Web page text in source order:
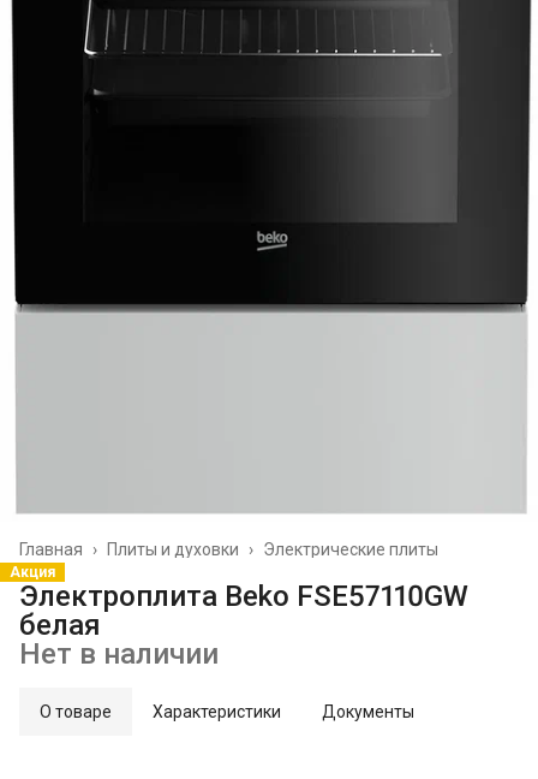
Электрические плиты
Плиты и духовки ›
Главная ›
Акция
Электроплита Beko FSE57110GW
белая
Нет в наличии
О товаре Характеристики Документы